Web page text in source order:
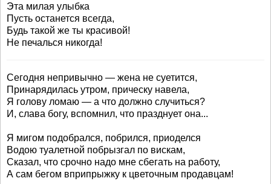
Эта милая улыбка
Пусть останется всегда,
Будь такой же ты красивой!
Не печалься никогда!
Сегодня непривычно — жена не суетится,
Принарядилась утром, прическу навела,
Я голову ломаю — а что должно случиться?
И, слава богу, вспомнил, что празднует она...
Я мигом подобрался, побрился, приоделся
Водою туалетной побрызгал по вискам,
Сказал, что срочно надо мне сбегать на работу,
А сам бегом вприпрыжку к цветочным продавцам!